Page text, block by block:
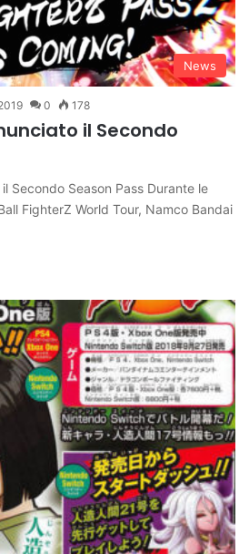
News
0 178
il Secondo
Secondo Season Pass Durante le
FighterZ World Tour, Namco Bandai